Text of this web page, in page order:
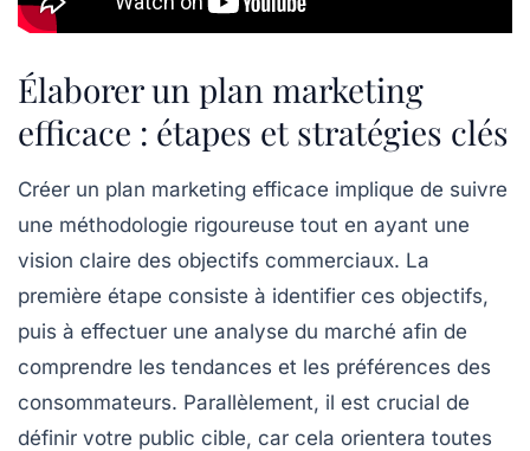
Élaborer un plan marketing
efficace : étapes et stratégies clés
Créer un plan marketing efficace implique de suivre
une méthodologie rigoureuse tout en ayant une
vision claire des objectifs commerciaux. La
première étape consiste à identifier ces objectifs,
puis à effectuer une analyse du marché afin de
comprendre les tendances et les préférences des
consommateurs. Parallèlement, il est crucial de
définir votre public cible, car cela orientera toutes